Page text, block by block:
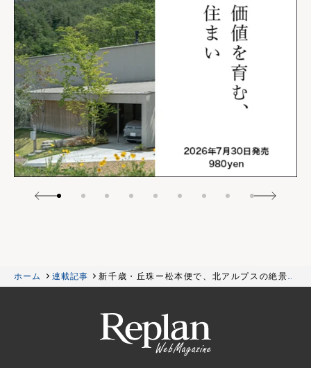
ホーム 連載記事
新千歳・丘珠ー松本便で、北アルプスの絶景を
楽しむ席の話